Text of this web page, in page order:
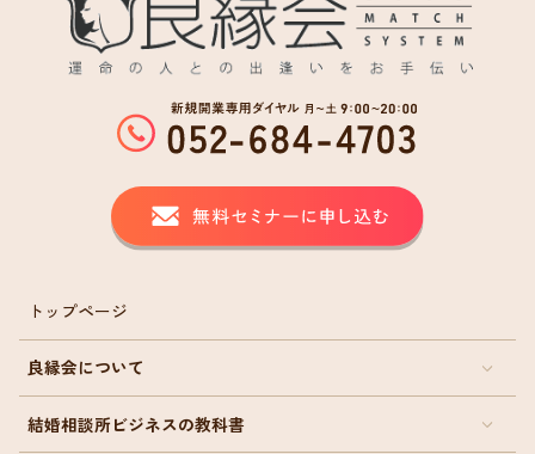
トップページ
良縁会について
結婚相談所ビジネスの教科書